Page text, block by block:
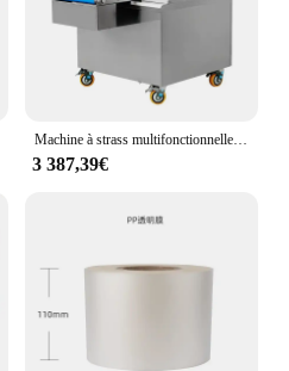
Machine à strass multifonctionnelle commerciale, bouffée, machine à former de façon spectaculaire, usine alimentaire, grande machine à jointer les gâteaux automatique
3 387,39€